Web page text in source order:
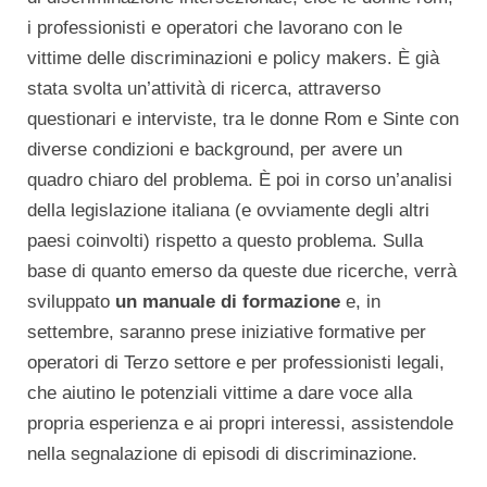
i professionisti e operatori che lavorano con le
vittime delle discriminazioni e policy makers. È già
stata svolta un’attività di ricerca, attraverso
questionari e interviste, tra le donne Rom e Sinte con
diverse condizioni e background, per avere un
quadro chiaro del problema. È poi in corso un’analisi
della legislazione italiana (e ovviamente degli altri
paesi coinvolti) rispetto a questo problema. Sulla
base di quanto emerso da queste due ricerche, verrà
sviluppato un manuale di formazione e, in
settembre, saranno prese iniziative formative per
operatori di Terzo settore e per professionisti legali,
che aiutino le potenziali vittime a dare voce alla
propria esperienza e ai propri interessi, assistendole
nella segnalazione di episodi di discriminazione.